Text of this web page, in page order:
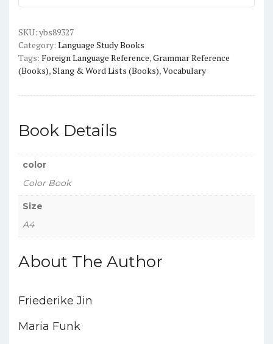
SKU: ybs89327
Category: Language Study Books
Tags: Foreign Language Reference,Grammar Reference
(Books),Slang & Word Lists (Books),Vocabulary
Book Details
color
Color Book
Size
A4
About The Author
Friederike Jin
Maria Funk